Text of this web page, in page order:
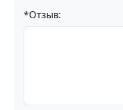
*Отзыв: